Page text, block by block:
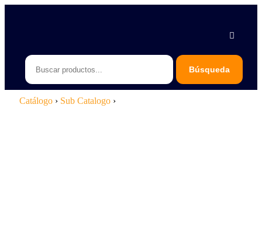
Catálogo › Sub Catalogo ›